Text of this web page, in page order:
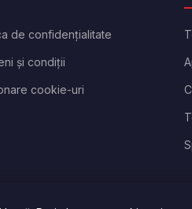
de confidențialitate
și condiții
cookie-uri